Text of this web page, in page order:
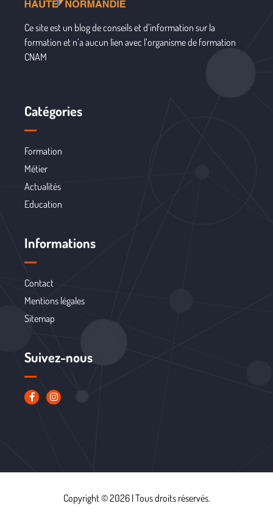
Ce site est un blog de conseils et d’information sur la
formation et n’a aucun lien avec l’organisme de formation
CNAM
Catégories
Formation
Métier
Actualités
Education
Informations
Contact
Mentions légales
Sitemap
Suivez-nous
Copyright © 2026 | Tous droits réservés.